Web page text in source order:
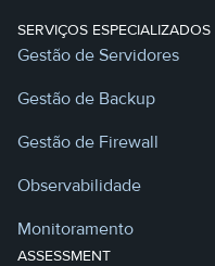
SERVIÇOS ESPECIALIZADOS
Gestão de Servidores
Gestão de Backup
Gestão de Firewall
Observabilidade
Monitoramento
ASSESSMENT